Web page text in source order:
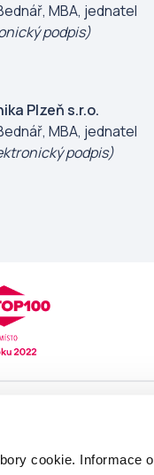
cookie. Informace o
MBA, jednatel
podpis)
Plzeň s.r.o.
MBA, jednatel
podpis)